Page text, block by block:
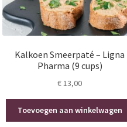
Kalkoen Smeerpaté – Ligna
Pharma (9 cups)
€13,00
Toevoegen aan winkelwagen